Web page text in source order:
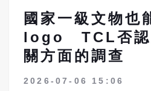
國家一級文物也
logo TCL否認
關方面的調查
2026-07-06 15:06